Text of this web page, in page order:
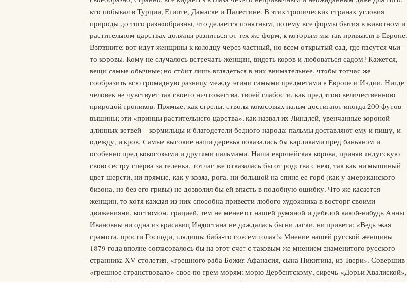
кто побывал в Турции, Египте, Дамаске и Палестине. В этих тропических странах условия
природы до того разнообразны, что делается понятным, почему все формы бытия в животном и
растительном царствах должны разниться от тех же форм, к которым мы так привыкли в Европе.
Взгляните: вот идут женщины к колодцу через частный, но всем открытый сад, где пасутся чьи-
то коровы. Кому не случалось встречать женщин, видеть коров и любоваться садом? Кажется,
вещи самые обычные; но стòит лишь вглядеться в них внимательнее, чтобы тотчас же
сообразить всю громадную разницу между этими самыми предметами в Европе и Индии. Нигде
человек не чувствует так своего ничтожества, своей слабости, как пред этою величественною
природой тропиков. Прямые, как стрелы, стволы кокосовых пальм достигают иногда 200 футов
вышины; эти «принцы растительного царства», как назвал их Линдлей, увенчанные короной
длинных ветвей – кормильцы и благодетели бедного народа: пальмы доставляют ему и пищу, и
одежду, и кров. Самые высокие наши деревья показались бы карликами пред баньяном и
особенно пред кокосовыми и другими пальмами. Наша европейская корова, приняв индусскую
свою сестру сперва за теленка, тотчас же отказалась бы от родства с нею, так как ни мышиный
цвет шерсти, ни прямые, как у козла, рога, ни большой на спине ее горб (как у американского
бизона, но без его гривы) не дозволил бы ей впасть в подобную ошибку. Что же касается
женщин, то хотя каждая из них способна привести любого художника в восторг своими
движениями, костюмом, грацией, тем не менее от нашей румяной и дебелой какой-нибудь Анны
Ивановны ни одна из красавиц Индостана не дождалась бы ни ласки, ни привета: «Ведь экая
срамота, прости Господи, глядишь: баба-то совсем голая!» Мнение нашей русской женщины
1879 года вполне согласовалось бы на этот счет с таковым же мнением знаменитого русского
странника XV столетия, «грешного раба Божия Афанасия, сына Никитина, из Твери». Совершив
«грешное странствовало» свое по трем морям: морю Дербентскому, сиречь «Дорьи Хвалиской»,